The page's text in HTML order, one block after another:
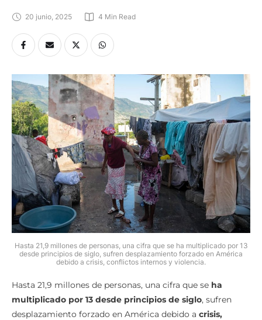
Hasta 21,9 millones de personas, una cifra que se ha multiplicado por 13
desde principios de siglo, sufren desplazamiento forzado en América
Hasta 21,9 millones de personas, una cifra que seha
multiplicado por 13 desde principios de siglo, sufren